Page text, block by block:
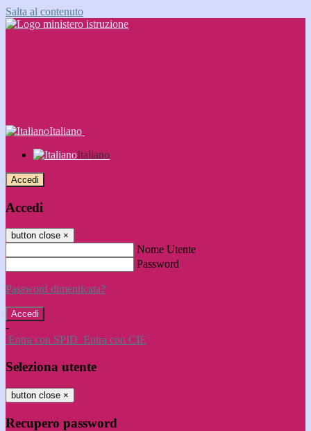
Salta al contenuto
Italiano
Italiano
Accedi
Accedi
button close ×
Nome Utente
Password
Password dimenticata?
-
Entra con SPID Entra con CIE
Seleziona utente
button close ×
Recupero password